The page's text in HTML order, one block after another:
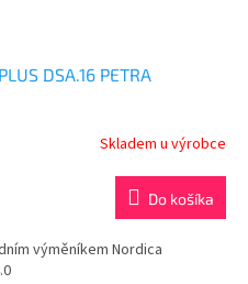
DSA.16 PETRA
Skladem u výrobce
Do košíka
výměníkem Nordica